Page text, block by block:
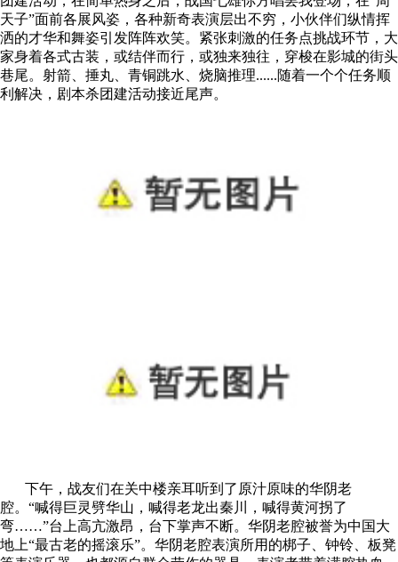
天子”面前各展风姿，各种新奇表演层出不穷，小伙伴们纵情挥
洒的才华和舞姿引发阵阵欢笑。紧张刺激的任务点挑战环节，大
家身着各式古装，或结伴而行，或独来独往，穿梭在影城的街头
巷尾。射箭、捶丸、青铜跳水、烧脑推理......随着一个个任务顺
利解决，剧本杀团建活动接近尾声。
下午，战友们在关中楼亲耳听到了原汁原味的华阴老
腔。“喊得巨灵劈华山，喊得老龙出秦川，喊得黄河拐了
弯……”台上高亢激昂，台下掌声不断。华阴老腔被誉为中国大
地上“最古老的摇滚乐”。华阴老腔表演所用的梆子、钟铃、板凳